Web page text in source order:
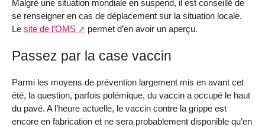
Malgré une situation mondiale en suspend, il est conseillé de
se renseigner en cas de déplacement sur la situation locale.
Le site de l’OMS permet d’en avoir un aperçu.
Passez par la case vaccin
Parmi les moyens de prévention largement mis en avant cet
été, la question, parfois polémique, du vaccin a occupé le haut
du pavé. A l’heure actuelle, le vaccin contre la grippe est
encore en fabrication et ne sera probablement disponible qu’en